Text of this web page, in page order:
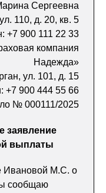
Сергеевна
110, д. 20, кв. 5
+7 900 111 22 33
компания
Надежда»
ул. 101, д. 15
+7 900 444 55 66
№ 000111/2025
заявление
выплаты
Ивановой М.С. о
сообщаю